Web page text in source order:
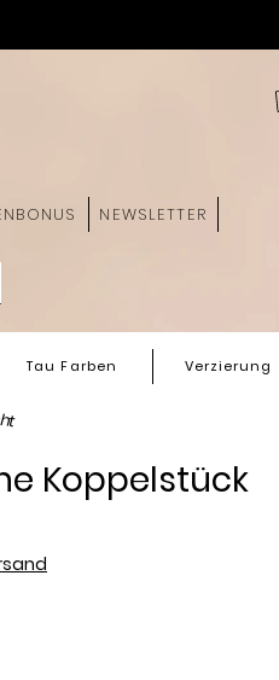
NEWSLETTER
Tau Farben Verzierung
Koppelstück